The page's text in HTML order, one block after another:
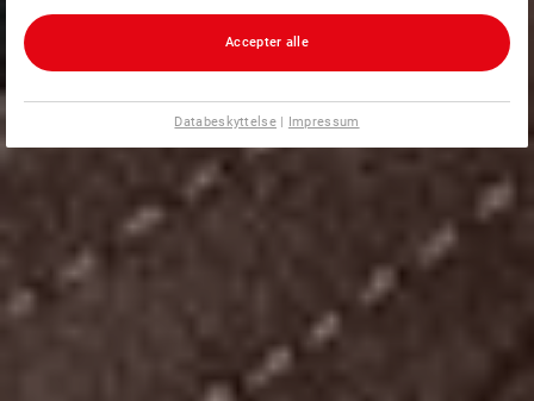
Accepter alle
Databeskyttelse| Impressum